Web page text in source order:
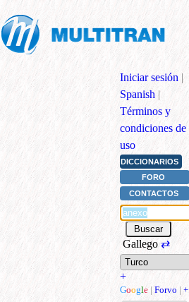
Iniciar sesión |
Spanish |
Términos y
condiciones de
uso
DICCIONARIOS
FORO
CONTACTOS
Gallego ⇄
+
Google | Forvo | +